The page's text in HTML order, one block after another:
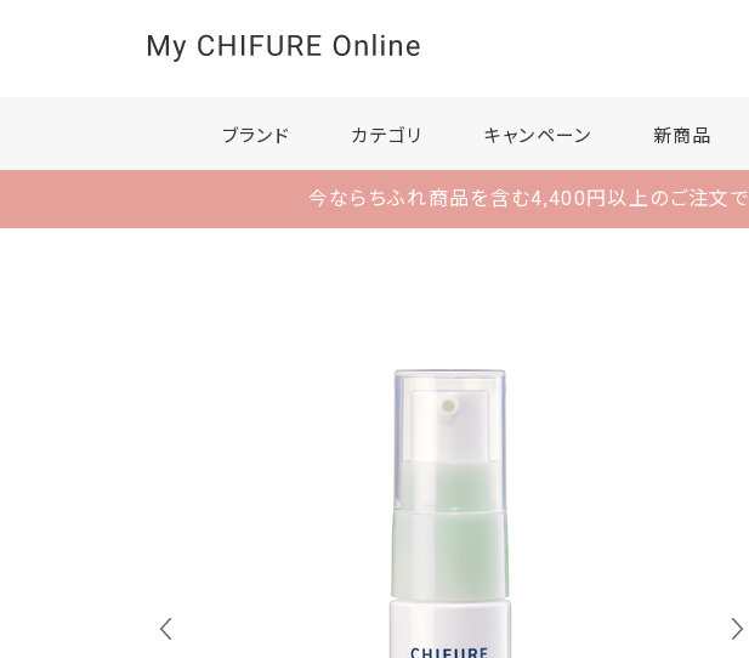
ブランド カテゴリ キャンペーン 新商品
今ならちふれ商品を含む4,400円以上のご注文で